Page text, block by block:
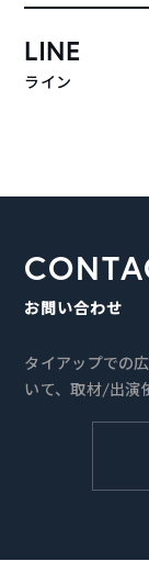
LINE
ライン
お問い合わせ
タイアップでの
いて、取材/出演